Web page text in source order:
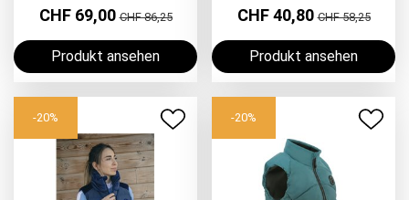
CHF 69,00CHF 86,25
Produkt ansehen
CHF 40,80CHF 58,25
Produkt ansehen
-20% -20%